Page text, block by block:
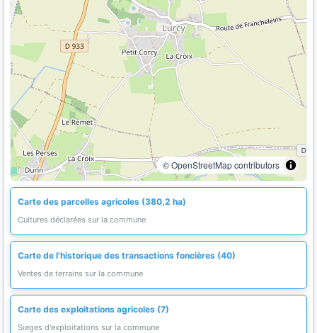
© OpenStreetMap contributors
Carte des parcelles agricoles (380,2 ha)
Cultures déclarées sur la commune
Carte de l'historique des transactions foncières (40)
Ventes de terrains sur la commune
Carte des exploitations agricoles (7)
Sieges d'exploitations sur la commune